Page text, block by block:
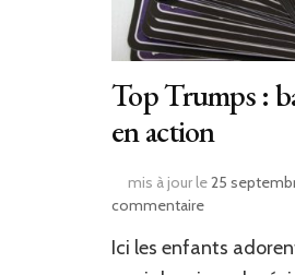
Top Trumps :
en action
mis à jour le25
commentairesur
Trumps
Ici les enfants